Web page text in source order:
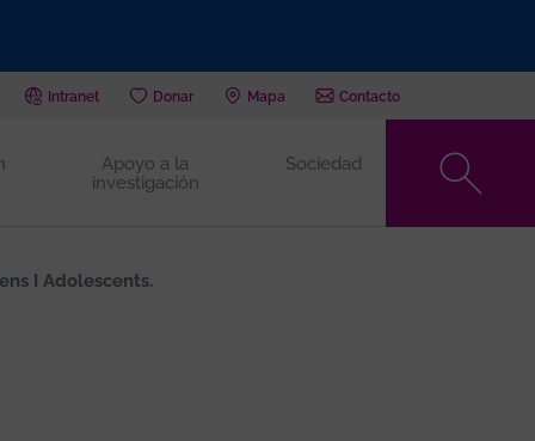
Intranet Donar Mapa Contacto
Apoyo a la
investigación
Sociedad
I Adolescents.